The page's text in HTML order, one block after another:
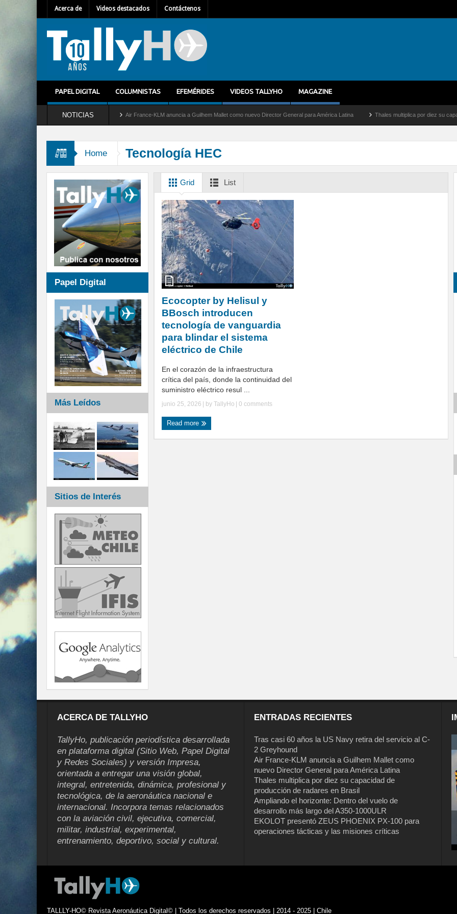
Acerca de Videos destacados Contáctenos
PAPEL DIGITAL COLUMNISTAS EFEMÉRIDES VIDEOS TALLYHO MAGAZINE
NOTICIAS
del servicio al C-2 Greyhound Air France-KLM anuncia a Guilhem Mallet como nuevo Director General para América Latina Thales multiplica por diez su capacidad de
Home Tecnología HEC
Grid List
Ecocopter by Helisul y
BBosch introducen
tecnología de vanguardia
para blindar el sistema
eléctrico de Chile
En el corazón de la infraestructura
crítica del país, donde la continuidad del
suministro eléctrico resul ...
junio 25, 2026 | by TallyHo 0 comments
Read more
Papel Digital
Más Leídos
Sitios de Interés
ACERCA DE TALLYHO
TallyHo, publicación periodística desarrollada
en plataforma digital (Sitio Web, Papel Digital
y Redes Sociales) y versión Impresa,
orientada a entregar una visión global,
integral, entretenida, dinámica, profesional y
tecnológica, de la aeronáutica nacional e
internacional. Incorpora temas relacionados
con la aviación civil, ejecutiva, comercial,
militar, industrial, experimental,
entrenamiento, deportivo, social y cultural.
ENTRADAS RECIENTES
Tras casi 60 años la US Navy retira del servicio al C-
2 Greyhound
Air France-KLM anuncia a Guilhem Mallet como
nuevo Director General para América Latina
Thales multiplica por diez su capacidad de
producción de radares en Brasil
Ampliando el horizonte: Dentro del vuelo de
desarrollo más largo del A350-1000ULR
EKOLOT presentó ZEUS PHOENIX PX-100 para
operaciones tácticas y las misiones críticas
Tras casi 60 años la US Navy retira del
servicio al C-2 Greyhound
TALLLY-HO© Revista Aeronáutica Digital© | Todos los derechos reservados | 2014 - 2025 | Chile